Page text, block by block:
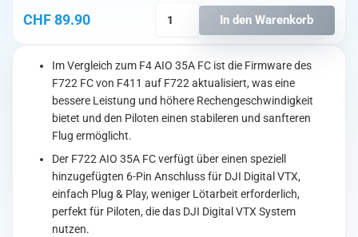
CHF89.90
2-
6S
AIO
Menge
In den Warenkorb
Im Vergleich zum F4 AIO 35A FC ist die Firmware des
F722 FC von F411 auf F722 aktualisiert, was eine
bessere Leistung und höhere Rechengeschwindigkeit
bietet und den Piloten einen stabileren und sanfteren
Flug ermöglicht.
Der F722 AIO 35A FC verfügt über einen speziell
hinzugefügten 6-Pin Anschluss für DJI Digital VTX,
einfach Plug & Play, weniger Lötarbeit erforderlich,
perfekt für Piloten, die das DJI Digital VTX System
nutzen.